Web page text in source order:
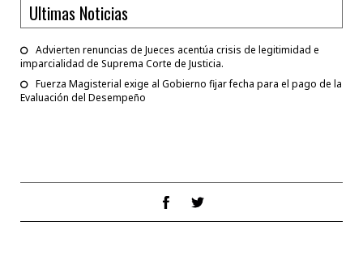
Ultimas Noticias
Advierten renuncias de Jueces acentúa crisis de legitimidad e
imparcialidad de Suprema Corte de Justicia.
Fuerza Magisterial exige al Gobierno fijar fecha para el pago de la
Evaluación del Desempeño